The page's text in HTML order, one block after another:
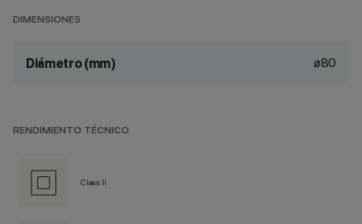
DIMENSIONES
Diámetro (mm) ø80
RENDIMIENTO TÉCNICO
Class II